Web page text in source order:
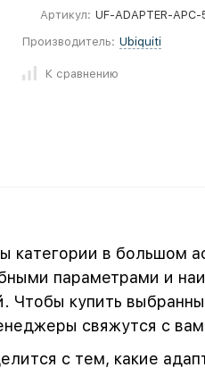
Артикул: UF-ADAPTER-APC-
Производитель: Ubiquiti
К сравнению
категории в большом
параметрами и
купить
свяжутся с
с тем, какие